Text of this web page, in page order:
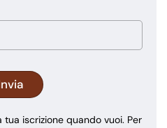
tua iscrizione quando vuoi. Per